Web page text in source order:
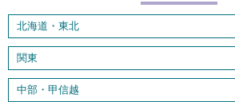
北海道・東北
関東
中部・甲信越